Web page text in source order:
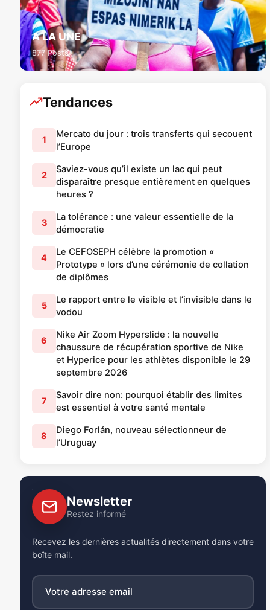
A LA UNE
877 Posts
Tendances
1
Mercato du jour : trois transferts qui secouent
l’Europe
2
Saviez-vous qu’il existe un lac qui peut
disparaître presque entièrement en quelques
heures ?
3
La tolérance : une valeur essentielle de la
démocratie
4
Le CEFOSEPH célèbre la promotion «
Prototype » lors d’une cérémonie de collation
de diplômes
5
Le rapport entre le visible et l’invisible dans le
vodou
6
Nike Air Zoom Hyperslide : la nouvelle
chaussure de récupération sportive de Nike
et Hyperice pour les athlètes disponible le 29
septembre 2026
7
Savoir dire non: pourquoi établir des limites
est essentiel à votre santé mentale
8
Diego Forlán, nouveau sélectionneur de
l’Uruguay
Newsletter
Restez informé
Recevez les dernières actualités directement dans votre
boîte mail.